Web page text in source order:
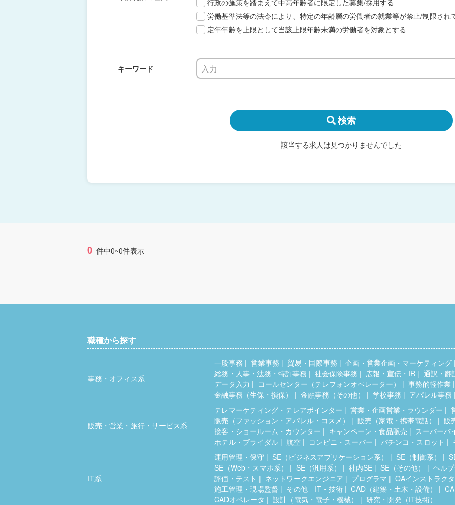
行政の施策を踏まえて中高年齢者に限定した募集/採用する
労働基準法等の法令により、特定の年齢層の労働者の就業等が禁止/制限され
定年年齢を上限として当該上限年齢未満の労働者を対象とする
キーワード
検索
該当する求人は見つかりませんでした
0 件中0~0件表示
職種から探す
事務・オフィス系
一般事務 営業事務 貿易・国際事務
企画・営業企画・マーケティング
総務・人事・法務・特許事務
社会保険事務 広報・宣伝・IR
通訳・翻
データ入力
コールセンター（テレフォンオペレーター）
事務的軽作業
金融事務（生保・損保）
金融事務（その他） 学校事務 アパレル事務
販売・営業・旅行・サービス系
テレマーケティング・テレアポインター 営業・企画営業・ラウンダー
販売（ファッション・アパレル・コスメ）
販売（家電・携帯電話）
販
接客・ショールーム・カウンター
キャンペーン・食品販売
スーパーバ
ホテル・ブライダル
航空 コンビニ・スーパー パチンコ・スロット
IT系
運用管理・保守 SE（ビジネスアプリケーション系） SE（制御系）
SE（Web・スマホ系）
SE（汎用系） 社内SE SE（その他）
ヘル
評価・テスト
ネットワークエンジニア プログラマ
OAインストラク
施工管理・現場監督
その他 IT・技術 CAD（建築・土木・設備）
CADオペレータ
設計（電気・電子・機械） 研究・開発（IT技術）